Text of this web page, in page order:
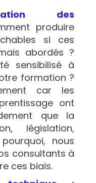
des
produire
si ces
abordés ?
sensibilisé à
formation ?
car les
ont
que la
législation,
nous
consultants à
ces biais.